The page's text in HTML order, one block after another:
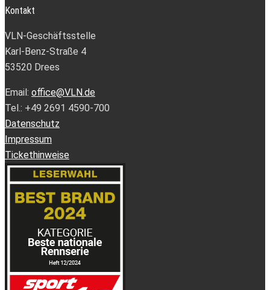
Kontakt
VLN-Geschäftsstelle
Karl-Benz-Straße 4
53520 Drees
Email: office@VLN.de
Tel.: +49 2691 4590-700
Datenschutz
Impressum
Tickethinweise